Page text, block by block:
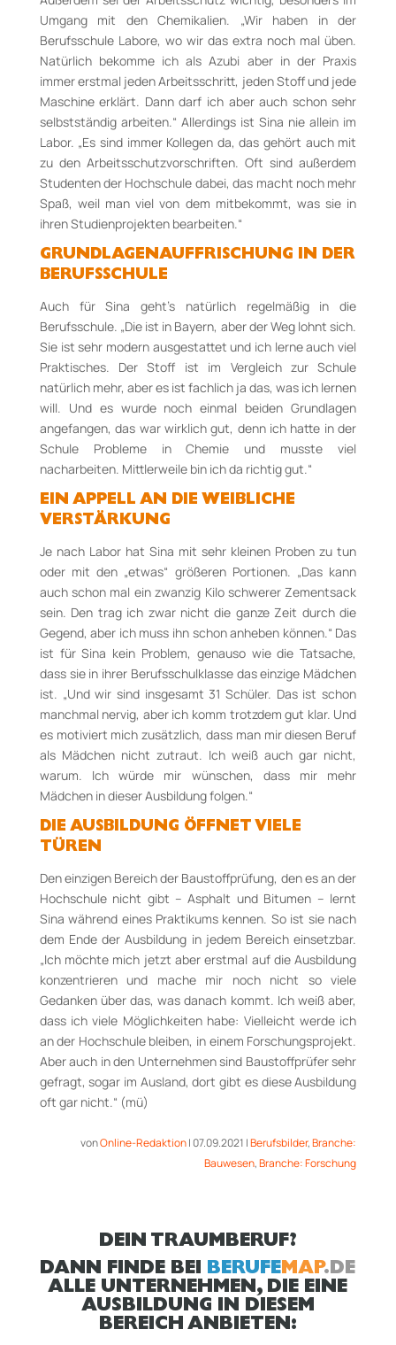
Umgang mit den Chemikalien. „Wir haben in der
Berufsschule Labore, wo wir das extra noch mal üben.
Natürlich bekomme ich als Azubi aber in der Praxis
immer erstmal jeden Arbeitsschritt, jeden Stoff und jede
Maschine erklärt. Dann darf ich aber auch schon sehr
selbstständig arbeiten.“ Allerdings ist Sina nie allein im
Labor. „Es sind immer Kollegen da, das gehört auch mit
zu den Arbeitsschutzvorschriften. Oft sind außerdem
Studenten der Hochschule dabei, das macht noch mehr
Spaß, weil man viel von dem mitbekommt, was sie in
ihren Studienprojekten bearbeiten.“
GRUNDLAGENAUFFRISCHUNG IN DER
BERUFSSCHULE
Auch für Sina geht’s natürlich regelmäßig in die
Berufsschule. „Die ist in Bayern, aber der Weg lohnt sich.
Sie ist sehr modern ausgestattet und ich lerne auch viel
Praktisches. Der Stoff ist im Vergleich zur Schule
natürlich mehr, aber es ist fachlich ja das, was ich lernen
will. Und es wurde noch einmal beiden Grundlagen
angefangen, das war wirklich gut, denn ich hatte in der
Schule Probleme in Chemie und musste viel
nacharbeiten. Mittlerweile bin ich da richtig gut.“
EIN APPELL AN DIE WEIBLICHE
VERSTÄRKUNG
Je nach Labor hat Sina mit sehr kleinen Proben zu tun
oder mit den „etwas“ größeren Portionen. „Das kann
auch schon mal ein zwanzig Kilo schwerer Zementsack
sein. Den trag ich zwar nicht die ganze Zeit durch die
Gegend, aber ich muss ihn schon anheben können.“ Das
ist für Sina kein Problem, genauso wie die Tatsache,
dass sie in ihrer Berufsschulklasse das einzige Mädchen
ist. „Und wir sind insgesamt 31 Schüler. Das ist schon
manchmal nervig, aber ich komm trotzdem gut klar. Und
es motiviert mich zusätzlich, dass man mir diesen Beruf
als Mädchen nicht zutraut. Ich weiß auch gar nicht,
warum. Ich würde mir wünschen, dass mir mehr
Mädchen in dieser Ausbildung folgen.“
DIE AUSBILDUNG ÖFFNET VIELE
TÜREN
Den einzigen Bereich der Baustoffprüfung, den es an der
Hochschule nicht gibt – Asphalt und Bitumen – lernt
Sina während eines Praktikums kennen. So ist sie nach
dem Ende der Ausbildung in jedem Bereich einsetzbar.
„Ich möchte mich jetzt aber erstmal auf die Ausbildung
konzentrieren und mache mir noch nicht so viele
Gedanken über das, was danach kommt. Ich weiß aber,
dass ich viele Möglichkeiten habe: Vielleicht werde ich
an der Hochschule bleiben, in einem Forschungsprojekt.
Aber auch in den Unternehmen sind Baustoffprüfer sehr
gefragt, sogar im Ausland, dort gibt es diese Ausbildung
oft gar nicht.“ (mü)
vonOnline-Redaktion|07.09.2021 |Berufsbilder,Branche:
Bauwesen,Branche: Forschung
DEIN TRAUMBERUF?
DANN FINDE BEI BERUFEMAP.DE
ALLE UNTERNEHMEN, DIE EINE
AUSBILDUNG IN DIESEM
BEREICH ANBIETEN: